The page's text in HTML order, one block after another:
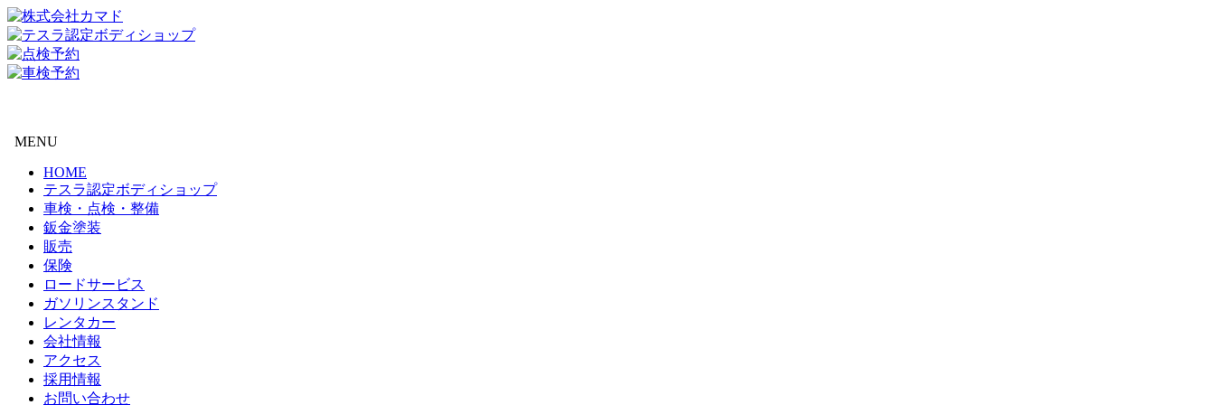
MENU
HOME
テスラ認定ボディショップ
車検・点検・整備
鈑金塗装
販売
保険
ロードサービス
ガソリンスタンド
レンタカー
会社情報
アクセス
採用情報
お問い合わせ